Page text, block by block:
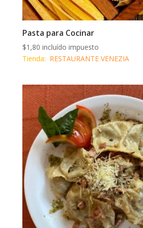
Pasta para Cocinar
$1,80 incluído impuesto
Tienda: RESTAURANTE VENEZIA